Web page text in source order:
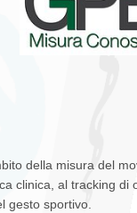
della misura del
clinica, al tracking di
gesto sportivo.